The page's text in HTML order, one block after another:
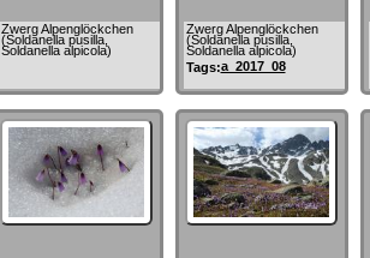
Zwerg Alpenglöckchen
(Soldanella pusilla,
Soldanella alpicola)
Zwerg Alpenglöckchen
(Soldanella pusilla,
Soldanella alpicola)
Tags:a_2017_08